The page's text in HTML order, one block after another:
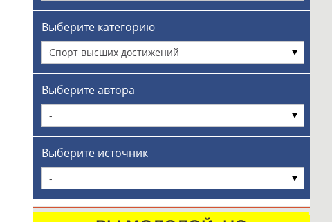
Выберите категорию
Спорт высших достижений
Выберите автора
-
Выберите источник
-